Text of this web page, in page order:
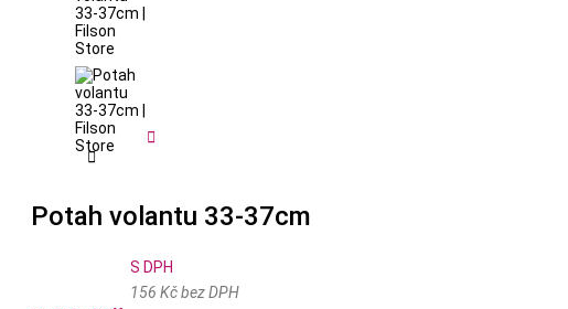


Potah volantu 33-37cm
S DPH
156 Kč bez DPH